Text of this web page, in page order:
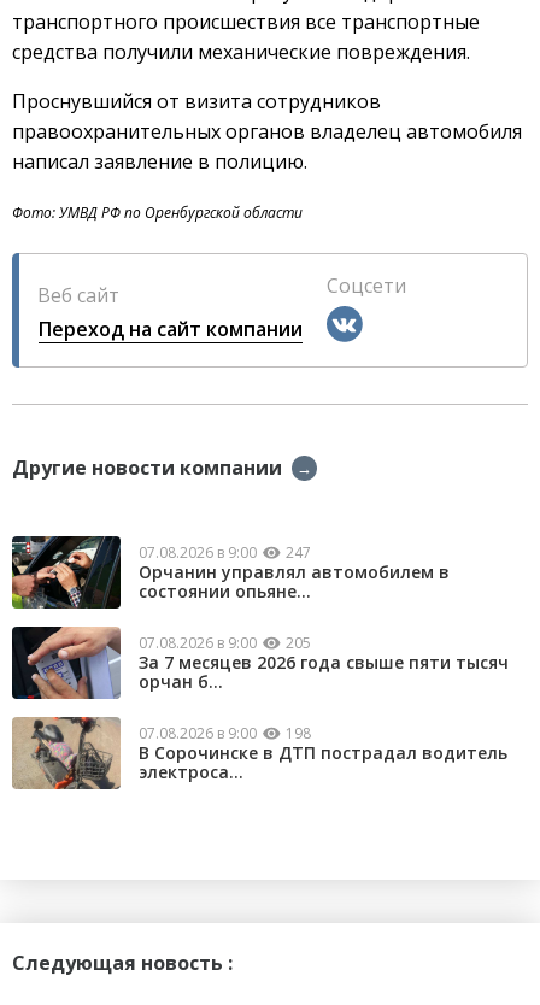
транспортного происшествия все транспортные
средства получили механические повреждения.
Проснувшийся от визита сотрудников
правоохранительных органов владелец автомобиля
написал заявление в полицию.
Фото: УМВД РФ по Оренбургской области
Веб сайт
Переход на сайт компании
Соцсети
Другие новости компании →
07.08.2026 в 9:00 247
Орчанин управлял автомобилем в
состоянии опьяне...
07.08.2026 в 9:00 205
За 7 месяцев 2026 года свыше пяти тысяч
орчан б...
07.08.2026 в 9:00 198
В Сорочинске в ДТП пострадал водитель
электроса...
Следующая новость :